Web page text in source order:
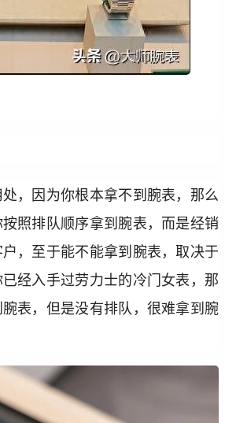
，因为你根本拿不到腕表，那么
照排队顺序拿到腕表，而是经销
，至于能不能拿到腕表，取决于
经入手过劳力士的冷门女表，那
表，但是没有排队，很难拿到腕